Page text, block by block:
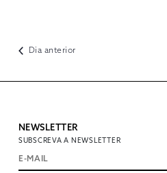
Dia anterior
NEWSLETTER
SUBSCREVA A NEWSLETTER